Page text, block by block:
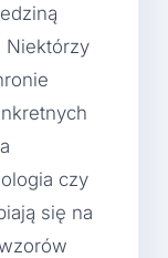
Niektórzy
czy
się na